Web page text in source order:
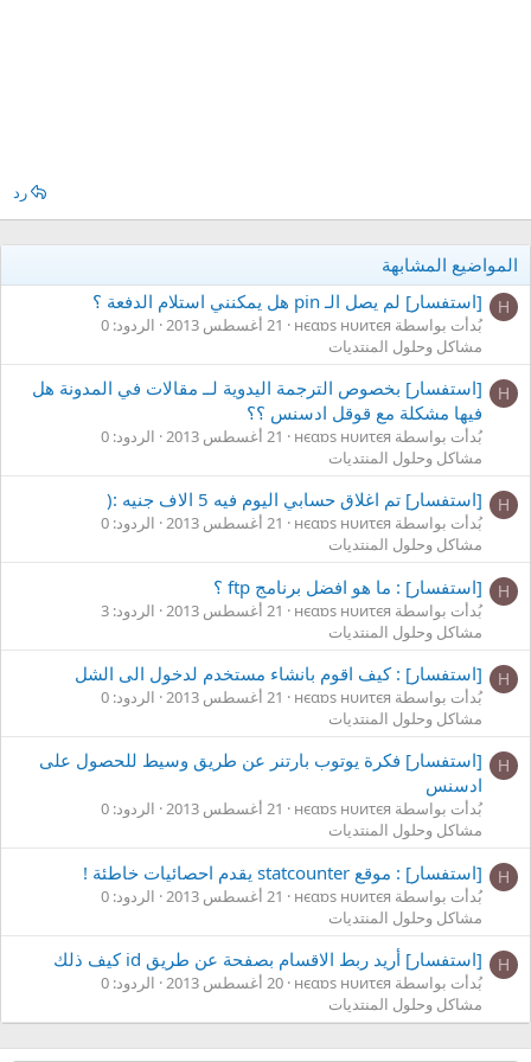
رد
المواضيع المشابهة
Н [استفسار] لم يصل الـ pin هل يمكنني استلام الدفعة ؟
بُدأت بواسطة нєαɒs нυиτєя 21 أغسطس 2013
الردود: 0
مشاكل وحلول المنتديات
Н
[استفسار] بخصوص الترجمة اليدوية لــ مقالات في المدونة هل
فيها مشكلة مع قوقل ادسنس ؟؟
بُدأت بواسطة нєαɒs нυиτєя 21 أغسطس 2013
الردود: 0
مشاكل وحلول المنتديات
Н [استفسار] تم اغلاق حسابي اليوم فيه 5 الاف جنيه :(
بُدأت بواسطة нєαɒs нυиτєя 21 أغسطس 2013
الردود: 0
مشاكل وحلول المنتديات
Н [استفسار] : ما هو افضل برنامج ftp ؟
بُدأت بواسطة нєαɒs нυиτєя 21 أغسطس 2013
الردود: 3
مشاكل وحلول المنتديات
Н [استفسار] : كيف اقوم بانشاء مستخدم لدخول الى الشل
بُدأت بواسطة нєαɒs нυиτєя 21 أغسطس 2013
الردود: 0
مشاكل وحلول المنتديات
Н
[استفسار] فكرة يوتوب بارتنر عن طريق وسيط للحصول على
ادسنس
بُدأت بواسطة нєαɒs нυиτєя 21 أغسطس 2013
الردود: 0
مشاكل وحلول المنتديات
Н [استفسار] : موقع statcounter يقدم احصائيات خاطئة !
بُدأت بواسطة нєαɒs нυиτєя 21 أغسطس 2013
الردود: 0
مشاكل وحلول المنتديات
Н [استفسار] أريد ربط الاقسام بصفحة عن طريق id كيف ذلك
بُدأت بواسطة нєαɒs нυиτєя 20 أغسطس 2013
الردود: 0
مشاكل وحلول المنتديات